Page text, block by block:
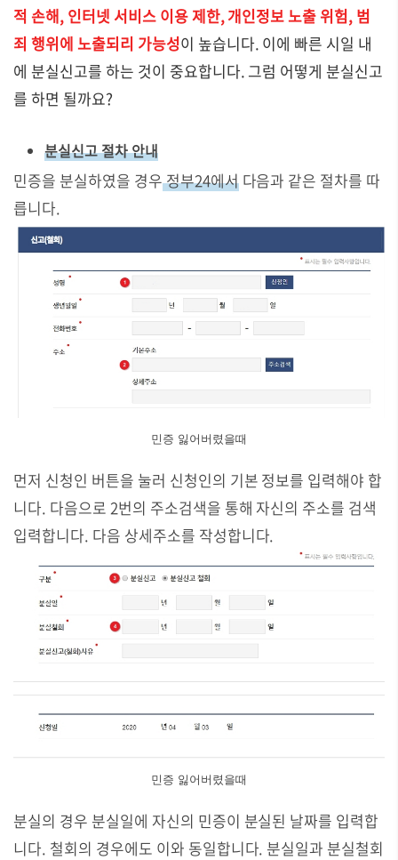
적 손해, 인터넷 서비스 이용 제한, 개인정보 노출 위험, 범
죄 행위에 노출되리 가능성이 높습니다. 이에 빠른 시일 내
에 분실신고를 하는 것이 중요합니다. 그럼 어떻게 분실신고
를 하면 될까요?
분실신고 절차 안내
민증을 분실하였을 경우정부24에서다음과 같은 절차를 따
릅니다.
민증 잃어버렸을때
먼저 신청인 버튼을 눌러 신청인의 기본 정보를 입력해야 합
니다. 다음으로 2번의 주소검색을 통해 자신의 주소를 검색
입력합니다. 다음 상세주소를 작성합니다.
민증 잃어버렸을때
분실의 경우 분실일에 자신의 민증이 분실된 날짜를 입력합
니다. 철회의 경우에도 이와 동일합니다. 분실일과 분실철회